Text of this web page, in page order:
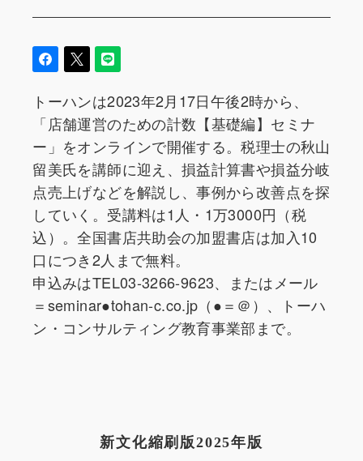
トーハンは2023年2月17日午後2時から、
「店舗運営のための計数【基礎編】セミナ
ー」をオンラインで開催する。税理士の秋山
留美氏を講師に迎え、損益計算書や損益分岐
点売上げなどを解説し、事例から改善点を探
していく。受講料は1人・1万3000円（税
込）。全国書店共助会の加盟書店は加入10
口につき2人まで無料。
申込みはTEL03-3266-9623、またはメール
＝seminar●tohan-c.co.jp（●＝＠）、トーハ
ン・コンサルティング教育事業部まで。
新文化縮刷版2025年版